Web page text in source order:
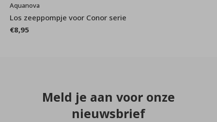
Aquanova
Los zeeppompje voor Conor serie
€8,95
Meld je aan voor onze
nieuwsbrief